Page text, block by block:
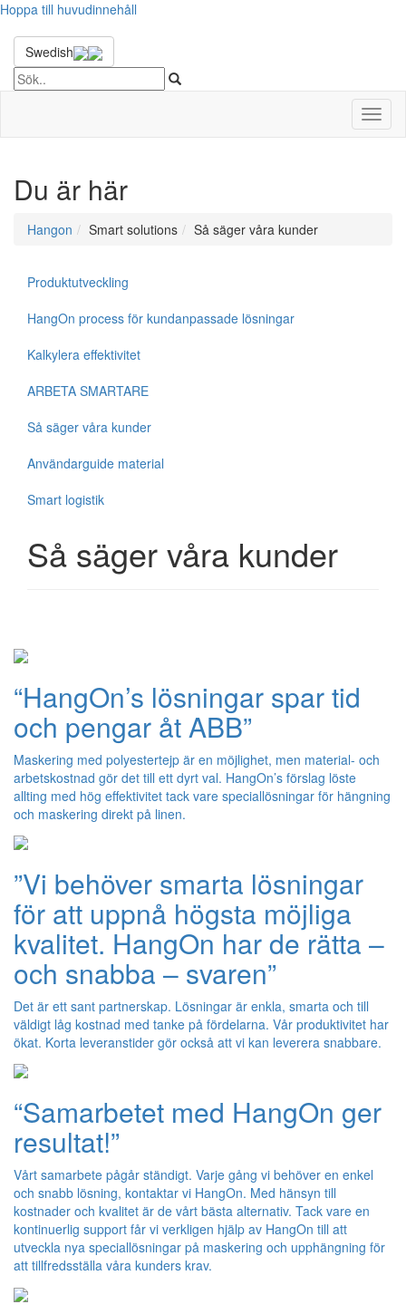
Hoppa till huvudinnehåll
Swedish
Du är här
Hangon Smart solutions Så säger våra kunder
Produktutveckling
HangOn process för kundanpassade lösningar
Kalkylera effektivitet
ARBETA SMARTARE
Så säger våra kunder
Användarguide material
Smart logistik
Så säger våra kunder
“HangOn’s lösningar spar tid
och pengar åt ABB”
Maskering med polyestertejp är en möjlighet, men material- och
arbetskostnad gör det till ett dyrt val. HangOn’s förslag löste
allting med hög effektivitet tack vare speciallösningar för hängning
och maskering direkt på linen.
”Vi behöver smarta lösningar
för att uppnå högsta möjliga
kvalitet. HangOn har de rätta –
och snabba – svaren”
Det är ett sant partnerskap. Lösningar är enkla, smarta och till
väldigt låg kostnad med tanke på fördelarna. Vår produktivitet har
ökat. Korta leveranstider gör också att vi kan leverera snabbare.
“Samarbetet med HangOn ger
resultat!”
Vårt samarbete pågår ständigt. Varje gång vi behöver en enkel
och snabb lösning, kontaktar vi HangOn. Med hänsyn till
kostnader och kvalitet är de vårt bästa alternativ. Tack vare en
kontinuerlig support får vi verkligen hjälp av HangOn till att
utveckla nya speciallösningar på maskering och upphängning för
att tillfredsställa våra kunders krav.